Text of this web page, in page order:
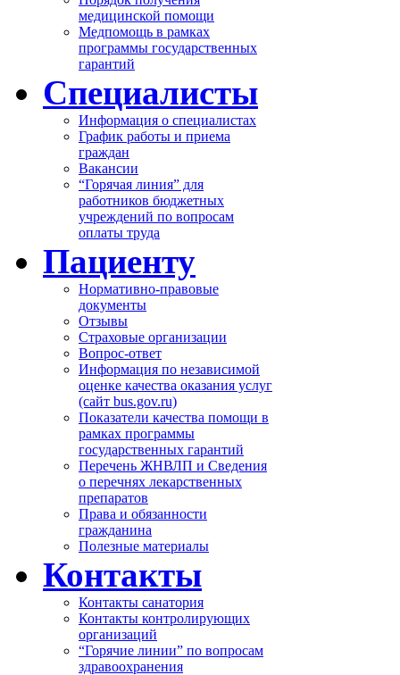
медицинской помощи
Медпомощь в рамках
программы государственных
гарантий
Специалисты
Информация о специалистах
График работы и приема
граждан
Вакансии
“Горячая линия” для
работников бюджетных
учреждений по вопросам
оплаты труда
Пациенту
Нормативно-правовые
документы
Отзывы
Страховые организации
Вопрос-ответ
Информация по независимой
оценке качества оказания услуг
(сайт bus.gov.ru)
Показатели качества помощи в
рамках программы
государственных гарантий
Перечень ЖНВЛП и Сведения
о перечнях лекарственных
препаратов
Права и обязанности
гражданина
Полезные материалы
Контакты
Контакты санатория
Контакты контролирующих
организаций
“Горячие линии” по вопросам
здравоохранения